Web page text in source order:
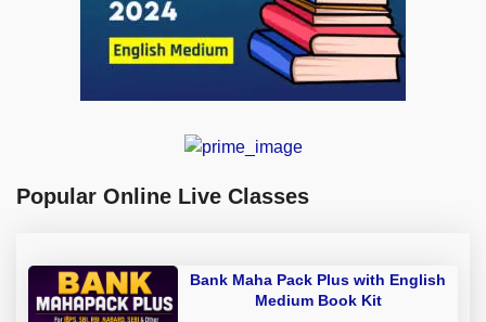
Popular Online Live Classes
Bank Maha Pack Plus with English
Medium Book Kit